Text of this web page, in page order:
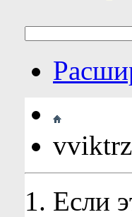
Если